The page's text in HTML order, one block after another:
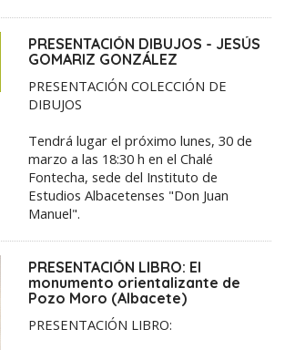
PRESENTACIÓN DIBUJOS - JESÚS
GOMARIZ GONZÁLEZ
PRESENTACIÓN COLECCIÓN DE
DIBUJOS
Tendrá lugar el próximo lunes, 30 de
marzo a las 18:30 h en el Chalé
Fontecha, sede del Instituto de
Estudios Albacetenses "Don Juan
Manuel".
PRESENTACIÓN LIBRO: El
monumento orientalizante de
Pozo Moro (Albacete)
PRESENTACIÓN LIBRO: